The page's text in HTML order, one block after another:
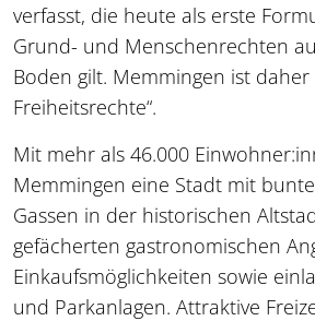
verfasst, die heute als erste
Grund- und Menschenrechten
Boden gilt. Memmingen ist
Freiheitsrechte“.
Mit mehr als 46.000
Memmingen eine Stadt mit
Gassen in der historischen
gefächerten gastronomischen
Einkaufsmöglichkeiten sowie
und Parkanlagen. Attraktive